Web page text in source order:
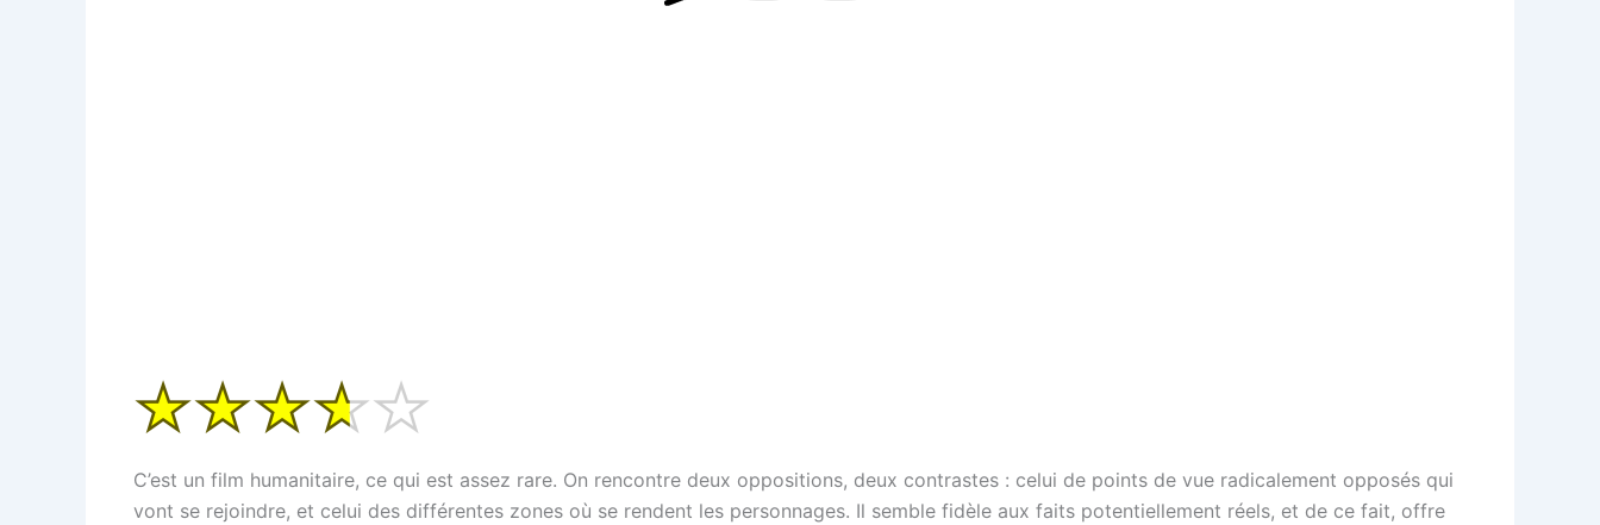
C’est un film humanitaire, ce qui est assez rare. On rencontre deux oppositions, deux contrastes : celui de points de vue radicalement opposés qui
vont se rejoindre, et celui des différentes zones où se rendent les personnages. Il semble fidèle aux faits potentiellement réels, et de ce fait, offre